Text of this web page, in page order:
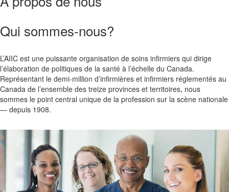
Qui sommes-nous?
L’AIIC est une puissante organisation de soins infirmiers qui dirige
l’élaboration de politiques de la santé à l’échelle du Canada.
Représentant le demi-million d’infirmières et infirmiers réglementés au
Canada de l’ensemble des treize provinces et territoires, nous
sommes le point central unique de la profession sur la scène nationale
— depuis 1908.